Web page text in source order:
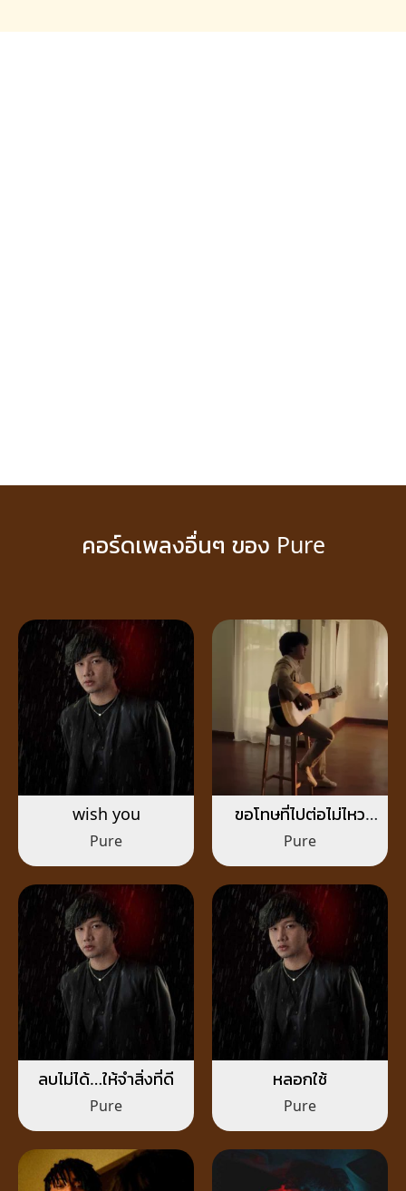
คอร์ดเพลงอื่นๆ ของ Pure
wish you
Pure
ขอโทษที่ไปต่อไม่ไหว
(Time to let go)
Pure
ลบไม่ได้…ให้จำสิ่งที่ดี
Pure
หลอกใช้
Pure